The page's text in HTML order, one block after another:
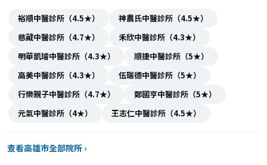
裕順中醫診所（4.5★）
神農氏中醫診所（4.5★）
慈藏中醫診所（4.7★）
禾欣中醫診所（4.3★）
明華凱璿中醫診所（4.3★）
順捷中醫診所（5★）
高美中醫診所（4.3★）
伍瑞德中醫診所（5★）
行樂親子中醫診所（4.7★）
鄭國亨中醫診所（5★）
元氣中醫診所（4★）
王志仁中醫診所（4.5★）
查看高雄市全部院所 ›